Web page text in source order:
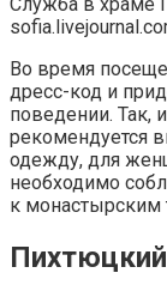
Во время
дресс-код и
поведении.
рекомендуется
одежду, для
необходимо
к монастырским